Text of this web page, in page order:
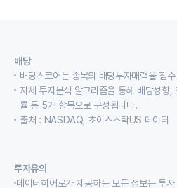
배당
배당스코어는 종목의 배당투자매력을 점
자체 투자분석 알고리즘을 통해 배당성향
률 등 5개 항목으로 구성됩니다.
출처 : NASDAQ, 초이스스탁US 데이터
투자유의
데이터히어로가 제공하는 모든 정보는 투